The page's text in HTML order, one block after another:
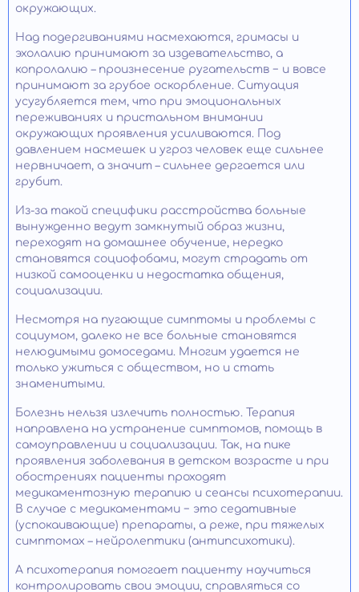
окружающих.
Над подергиваниями насмехаются, гримасы и
эхолалию принимают за издевательство, а
копролалию – произнесение ругательств − и вовсе
принимают за грубое оскорбление. Ситуация
усугубляется тем, что при эмоциональных
переживаниях и пристальном внимании
окружающих проявления усиливаются. Под
давлением насмешек и угроз человек еще сильнее
нервничает, а значит – сильнее дергается или
грубит.
Из-за такой специфики расстройства больные
вынужденно ведут замкнутый образ жизни,
переходят на домашнее обучение, нередко
становятся социофобами, могут страдать от
низкой самооценки и недостатка общения,
социализации.
Несмотря на пугающие симптомы и проблемы с
социумом, далеко не все больные становятся
нелюдимыми домоседами. Многим удается не
только ужиться с обществом, но и стать
знаменитыми.
Болезнь нельзя излечить полностью. Терапия
направлена на устранение симптомов, помощь в
самоуправлении и социализации. Так, на пике
проявления заболевания в детском возрасте и при
обострениях пациенты проходят
медикаментозную терапию и сеансы психотерапии.
В случае с медикаментами − это седативные
(успокаивающие) препараты, а реже, при тяжелых
симптомах – нейролептики (антипсихотики).
А психотерапия помогает пациенту научиться
контролировать свои эмоции, справляться со